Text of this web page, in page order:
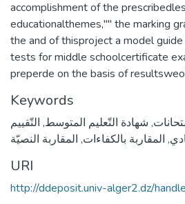
accomplishment of the
educationalthemes,"" the marking
the and of thisproject a model
tests for middle schoolcertificate
preperde on the basis of
Keywords
, شهادة التّعليم المتوسط, التّقييم
, المقاربة بالكفاءات, المقاربة النصيّة
URI
http://ddeposit.univ-alger2.dz/